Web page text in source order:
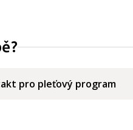
pro pleťový program